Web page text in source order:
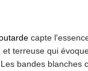
capte
terreuse qui
bandes blanches